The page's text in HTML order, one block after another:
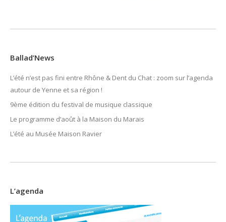
Ballad’News
L’été n’est pas fini entre Rhône & Dent du Chat : zoom sur l’agenda
autour de Yenne et sa région !
9ème édition du festival de musique classique
Le programme d’août à la Maison du Marais
L’été au Musée Maison Ravier
L’agenda